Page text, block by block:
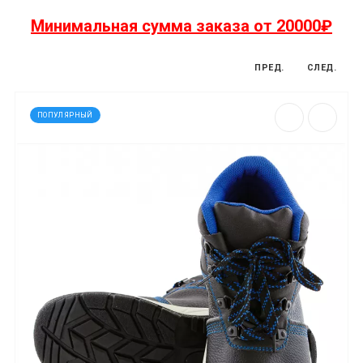
Минимальная сумма заказа от 20000₽
ПРЕД. СЛЕД.
ПОПУЛЯРНЫЙ